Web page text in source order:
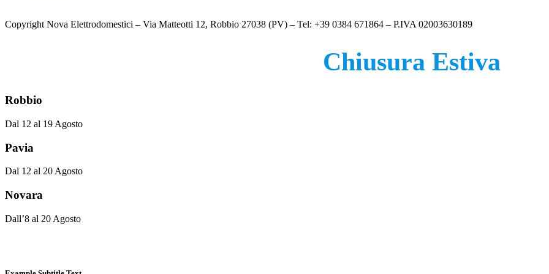
originale
era:
attuale
è:
Copyright Nova Elettrodomestici – Via Matteotti 12, Robbio 27038 (PV) – Tel: +39 0384 671864 – P.IVA 02003630189
Chiusura Estiva
Robbio
Dal 12 al 19 Agosto
Pavia
Dal 12 al 20 Agosto
Novara
Dall’8 al 20 Agosto